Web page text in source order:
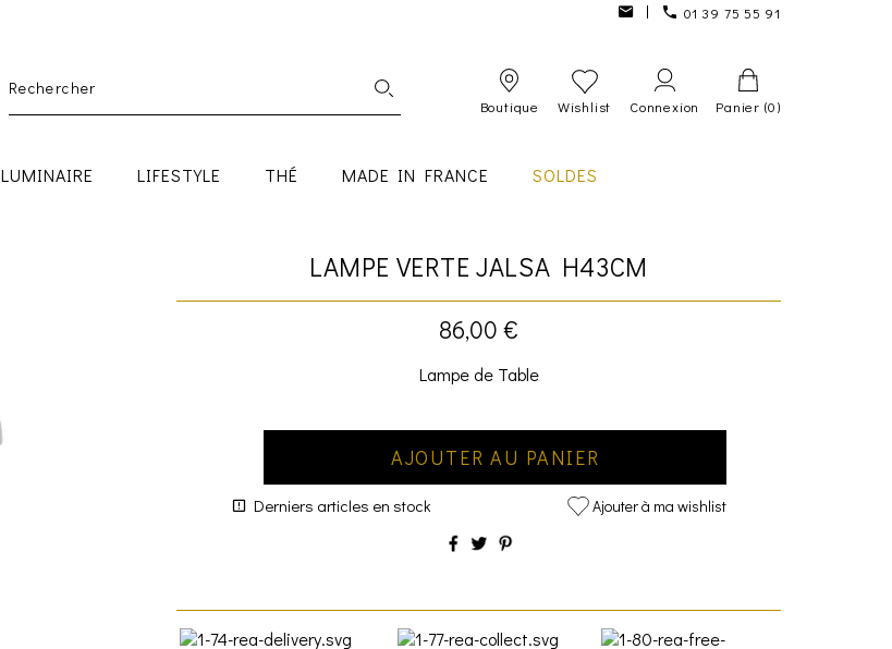
01 39 75 55 91
Boutique Wishlist Connexion Panier (0)
LUMINAIRE LIFESTYLE THÉ MADE IN FRANCE SOLDES
LAMPE VERTE JALSA H43CM
86,00 €
Lampe de Table
AJOUTER AU PANIER
Derniers articles en stock Ajouter à ma wishlist